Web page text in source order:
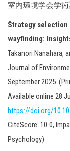
室内環境学会学術
Strategy
wayfinding:
Takanori Nanahara,
Journal of
September 2025.
Available online 28
https://doi.org/
CiteScore: 10.0,
Psychology)